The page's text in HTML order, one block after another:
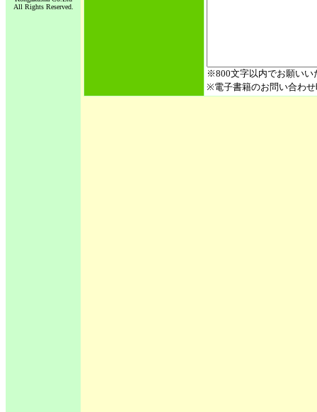
All Rights Reserved.
※800文字以内でお願いい
※電子書籍のお問い合わ